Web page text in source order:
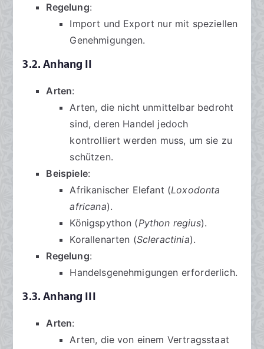
Regelung:
Import und Export nur mit speziellen
Genehmigungen.
3.2. Anhang II
Arten:
Arten, die nicht unmittelbar bedroht
sind, deren Handel jedoch
kontrolliert werden muss, um sie zu
schützen.
Beispiele:
Afrikanischer Elefant (Loxodonta
africana).
Königspython (Python regius).
Korallenarten (Scleractinia).
Regelung:
Handelsgenehmigungen erforderlich.
3.3. Anhang III
Arten:
Arten, die von einem Vertragsstaat